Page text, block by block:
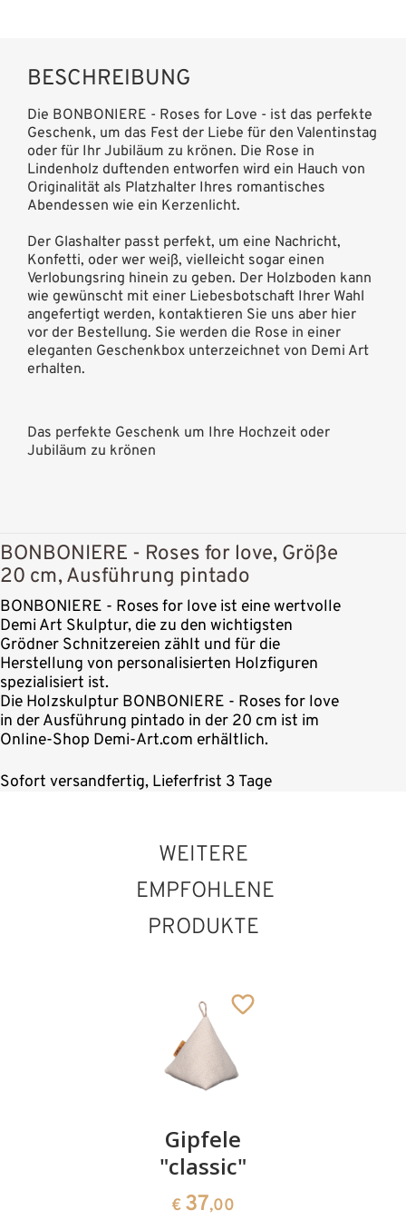
BESCHREIBUNG
Die BONBONIERE - Roses for Love - ist das perfekte
Geschenk, um das Fest der Liebe für den Valentinstag
oder für Ihr Jubiläum zu krönen. Die Rose in
Lindenholz duftenden entworfen wird ein Hauch von
Originalität als Platzhalter Ihres romantisches
Abendessen wie ein Kerzenlicht.
Der Glashalter passt perfekt, um eine Nachricht,
Konfetti, oder wer weiß, vielleicht sogar einen
Verlobungsring hinein zu geben. Der Holzboden kann
wie gewünscht mit einer Liebesbotschaft Ihrer Wahl
angefertigt werden, kontaktieren Sie uns aber hier
vor der Bestellung. Sie werden die Rose in einer
eleganten Geschenkbox unterzeichnet von Demi Art
erhalten.
Das perfekte Geschenk um Ihre Hochzeit oder
Jubiläum zu krönen
BONBONIERE - Roses for love, Größe
20 cm, Ausführung pintado
BONBONIERE - Roses for love ist eine wertvolle
Demi Art Skulptur, die zu den wichtigsten
Grödner Schnitzereien zählt und für die
Herstellung von personalisierten Holzfiguren
spezialisiert ist.
Die Holzskulptur BONBONIERE - Roses for love
in der Ausführung pintado in der 20 cm ist im
Online-Shop Demi-Art.com erhältlich.
Sofort versandfertig, Lieferfrist 3 Tage
WEITERE
EMPFOHLENE
PRODUKTE
Gipfele
"classic"
€ 37,00